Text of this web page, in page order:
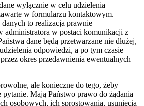
wyłącznie w celu udzielenia
w formularzu kontaktowym.
to realizacja prawnie
administratora w postaci komunikacji z
dane będą przetwarzane nie dłużej,
odpowiedzi, a po tym czasie
okres przedawnienia ewentualnych
ale konieczne do tego, żeby
pytanie. Mają Państwo prawo do żądania
osobowych, ich sprostowania, usunięcia